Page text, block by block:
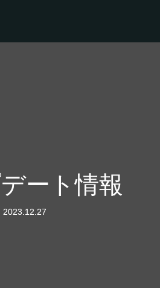
ート情報
2023.12.27